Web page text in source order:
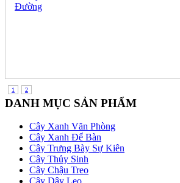
1 2
DANH MỤC SẢN PHẨM
Cây Xanh Văn Phòng
Cây Xanh Để Bàn
Cây Trưng Bày Sự Kiên
Cây Thủy Sinh
Cây Chậu Treo